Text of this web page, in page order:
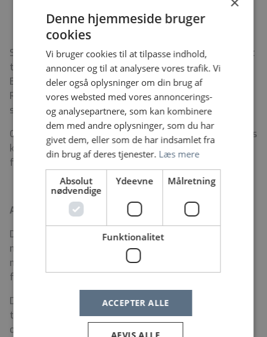
Såfremt du finder ovenstående interessant og har lyst
til at være med til at udvikle Team for Lindrende
Behandling og den palliative indsats ved
Regionshospital Nordjylland, vil vi opfordre dig til at
søge stillingen.
Ovenstående kvalifikationer vægtes højt, og mange års
klinisk erfaring som speciallæge er ikke en
forudsætning for at komme i betragtning til stillingen.
Ansættelsesforhold:
Der er som udgangspunkt tale om en fuldtidsstilling,
men deltidsansættelse kan komme på tale efter
nærmere aftale, såfremt du for eksempel ønsker at
fortsætte med arbejde i almen praksis eller lignende.
Der er mulighed for at indgå i den fælles regionale
telefoniske palliative beredskabsvagt efter en lang
oplæringsperiode.
Denne hjemmeside bruger
cookies
Vi bruger cookies til at tilpasse indhold,
annoncer og til at analysere vores trafik. Vi
deler også oplysninger om din brug af
vores websted med vores annoncerings-
og analysepartnere, som kan kombinere
dem med andre oplysninger, som du har
givet dem, eller som de har indsamlet fra
din brug af deres tjenester. Læs mere
Absolut
nødvendige
Ydeevne Målretning
Funktionalitet
ACCEPTER ALLE